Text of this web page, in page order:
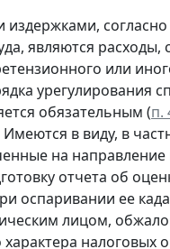
издержками, согласно
являются расходы,
или
урегулирования
обязательным (п.
Имеются в виду, в
на направление
отчета об
оспаривании ее
лицом,
налоговых